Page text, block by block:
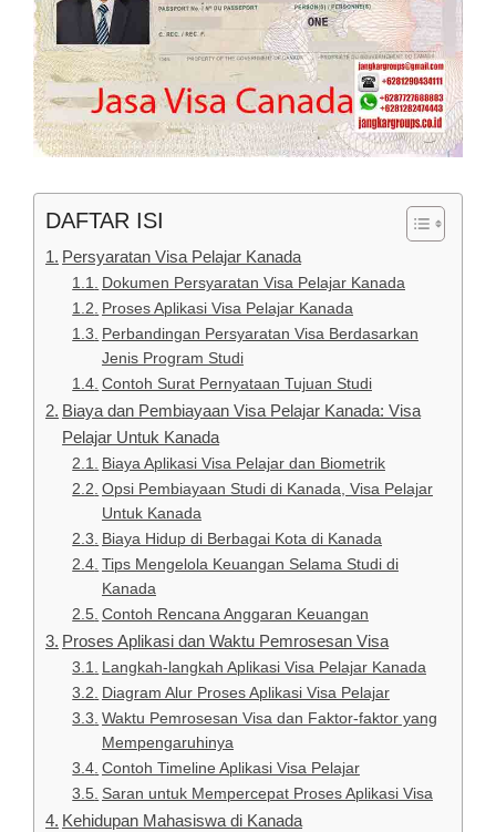
DAFTAR ISI
Persyaratan Visa Pelajar Kanada
Dokumen Persyaratan Visa Pelajar Kanada
Proses Aplikasi Visa Pelajar Kanada
Perbandingan Persyaratan Visa Berdasarkan
Jenis Program Studi
Contoh Surat Pernyataan Tujuan Studi
Biaya dan Pembiayaan Visa Pelajar Kanada: Visa
Pelajar Untuk Kanada
Biaya Aplikasi Visa Pelajar dan Biometrik
Opsi Pembiayaan Studi di Kanada, Visa Pelajar
Untuk Kanada
Biaya Hidup di Berbagai Kota di Kanada
Tips Mengelola Keuangan Selama Studi di
Kanada
Contoh Rencana Anggaran Keuangan
Proses Aplikasi dan Waktu Pemrosesan Visa
Langkah-langkah Aplikasi Visa Pelajar Kanada
Diagram Alur Proses Aplikasi Visa Pelajar
Waktu Pemrosesan Visa dan Faktor-faktor yang
Mempengaruhinya
Contoh Timeline Aplikasi Visa Pelajar
Saran untuk Mempercepat Proses Aplikasi Visa
Kehidupan Mahasiswa di Kanada